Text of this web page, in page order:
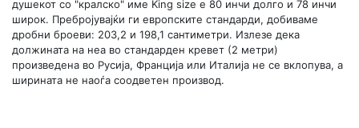
душекот со "кралско" име King size е 80 инчи долго и 78 инчи
широк. Пребројувајќи ги европските стандарди, добиваме
дробни броеви: 203,2 и 198,1 сантиметри. Излезе дека
должината на неа во стандарден кревет (2 метри)
произведена во Русија, Франција или Италија не се вклопува, а
ширината не наоѓа соодветен производ.